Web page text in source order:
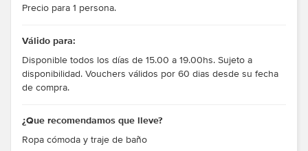
Precio para 1 persona.
Válido para:
Disponible todos los días de 15.00 a 19.00hs. Sujeto a
disponibilidad. Vouchers válidos por 60 dias desde su fecha
de compra.
¿Que recomendamos que lleve?
Ropa cómoda y traje de baño